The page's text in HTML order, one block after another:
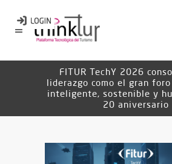
FITUR TechY 2026
liderazgo como el gran
inteligente, sostenible y
20 aniversario